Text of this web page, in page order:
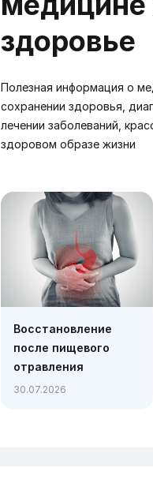
здоровье
Полезная информация о
сохранении здоровья,
лечении заболеваний,
здоровом образе жизни
Восстановление
после пищевого
отравления
30.07.2026